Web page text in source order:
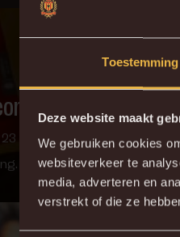
Toestemming
Deze website maakt
We gebruiken cookies
websiteverkeer te
media, adverteren en
verstrekt of die ze
november maken we de